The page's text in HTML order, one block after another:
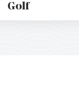
Golf